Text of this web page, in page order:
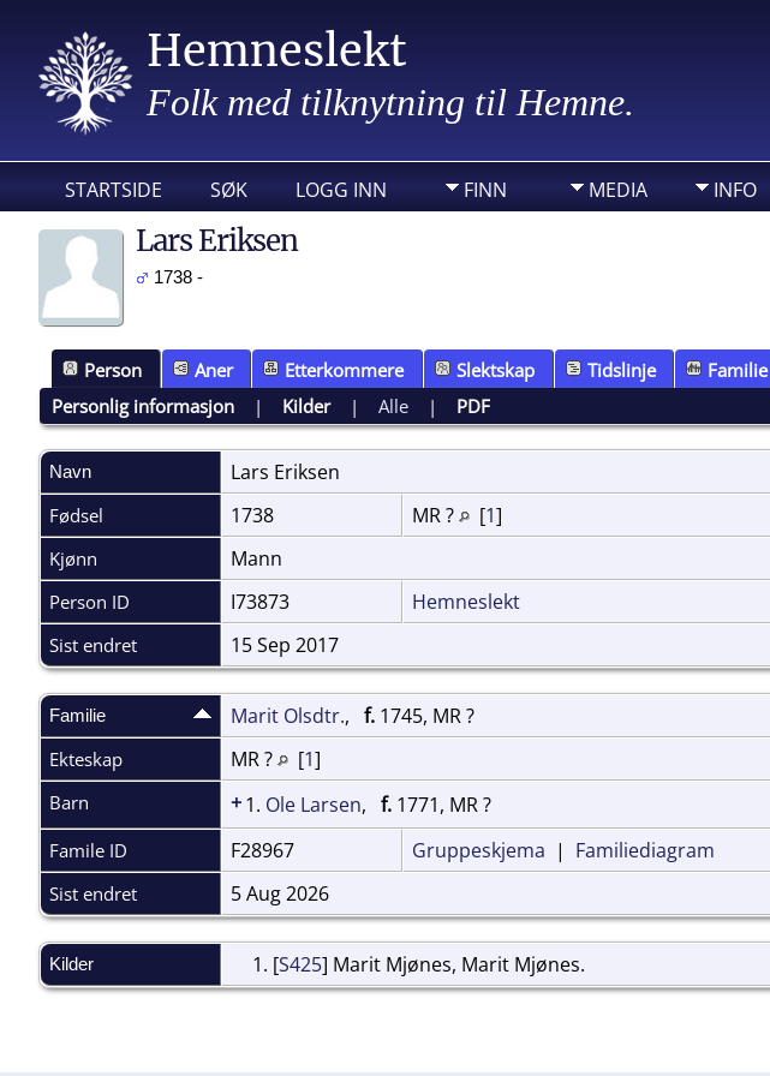
Hemneslekt
Folk med tilknytning til Hemne.
STARTSIDE SØK LOGG INN FINN MEDIA INFO
Lars Eriksen
1738 -
Person Aner Etterkommere Slektskap Tidslinje Familie
Personlig informasjon | Kilder|Alle | PDF
Navn Lars Eriksen
Fødsel 1738 MR ? [1]
Kjønn Mann
Person ID I73873 Hemneslekt
Sist endret 15 Sep 2017
Familie Marit Olsdtr., f. 1745, MR ?
Ekteskap MR ? [1]
Barn +1. Ole Larsen, f. 1771, MR ?
Famile ID F28967 Gruppeskjema | Familiediagram
Sist endret 5 Aug 2026
Kilder [S425] Marit Mjønes, Marit Mjønes.